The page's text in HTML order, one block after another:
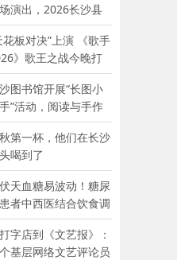
演出，2026长沙县
嘉年华启幕
花板对决”上演 《歌手
》歌王之战今晚打
图书馆开展“长图小
”活动，阅读与手作
少儿暑期成长
第一杯，他们在长沙
喝到了
天血糖易波动！糖尿
者中西医结合饮食调
南
字店到《文艺报》：
基层网络文艺评论员